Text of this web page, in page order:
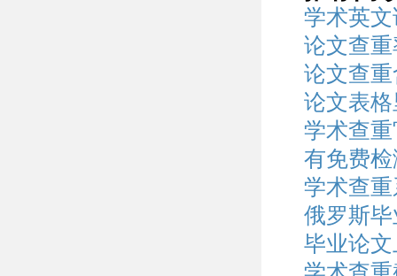
学术英
论文查
论文查
论文表
学术查
有免费
学术查
俄罗斯
毕业论